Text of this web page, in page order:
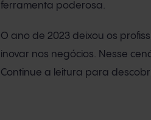
ferramenta poderosa.
O ano de 2023 deixou os
inovar nos negócios. Nesse
Continue a leitura para